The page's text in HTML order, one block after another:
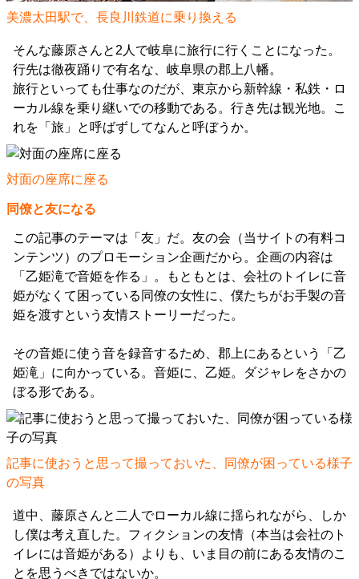
美濃太田駅で、長良川鉄道に乗り換える
そんな藤原さんと2人で岐阜に旅行に行くことになった。
行先は徹夜踊りで有名な、岐阜県の郡上八幡。
旅行といっても仕事なのだが、東京から新幹線・私鉄・ロ
ーカル線を乗り継いでの移動である。行き先は観光地。こ
れを「旅」と呼ばずしてなんと呼ぼうか。
対面の座席に座る
同僚と友になる
この記事のテーマは「友」だ。友の会（当サイトの有料コ
ンテンツ）のプロモーション企画だから。企画の内容は
「乙姫滝で音姫を作る」。もともとは、会社のトイレに音
姫がなくて困っている同僚の女性に、僕たちがお手製の音
姫を渡すという友情ストーリーだった。
その音姫に使う音を録音するため、郡上にあるという「乙
姫滝」に向かっている。音姫に、乙姫。ダジャレをさかの
ぼる形である。
記事に使おうと思って撮っておいた、同僚が困っている様子
の写真
道中、藤原さんと二人でローカル線に揺られながら、しか
し僕は考え直した。フィクションの友情（本当は会社のト
イレには音姫がある）よりも、いま目の前にある友情のこ
とを思うべきではないか。